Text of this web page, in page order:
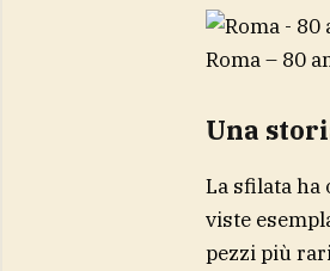
Roma – 80
Una
La sfilata ha
viste
pezzi più